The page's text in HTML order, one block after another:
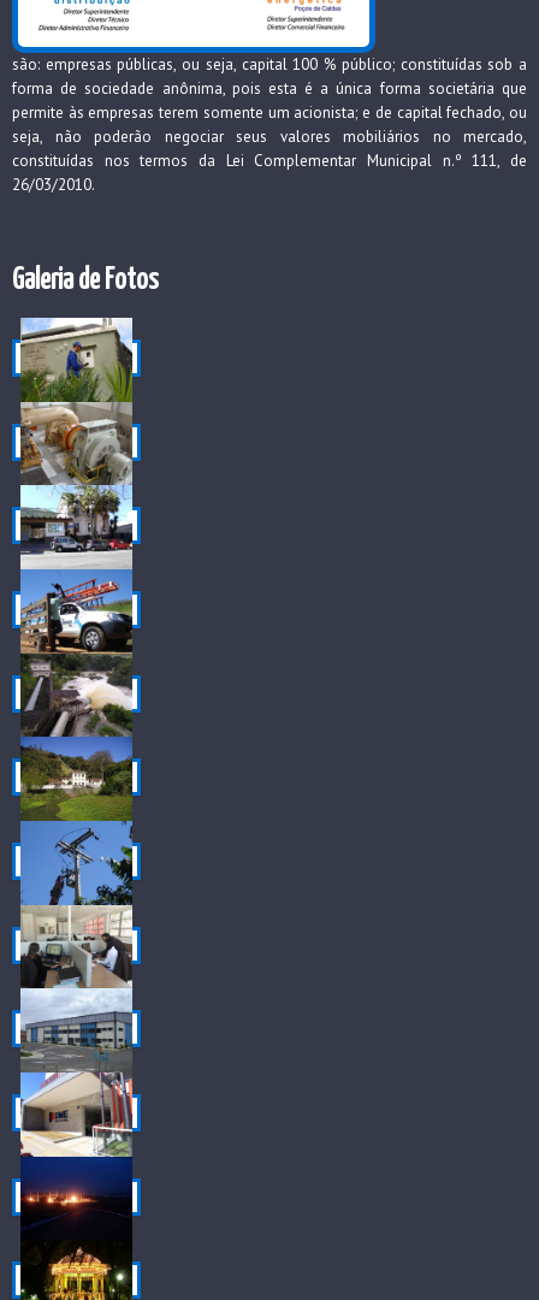
são: empresas públicas, ou seja, capital 100 % público; constituídas sob a
forma de sociedade anônima, pois esta é a única forma societária que
permite às empresas terem somente um acionista; e de capital fechado, ou
seja, não poderão negociar seus valores mobiliários no mercado,
constituídas nos termos da Lei Complementar Municipal n.º 111, de
26/03/2010.
Galeria de Fotos